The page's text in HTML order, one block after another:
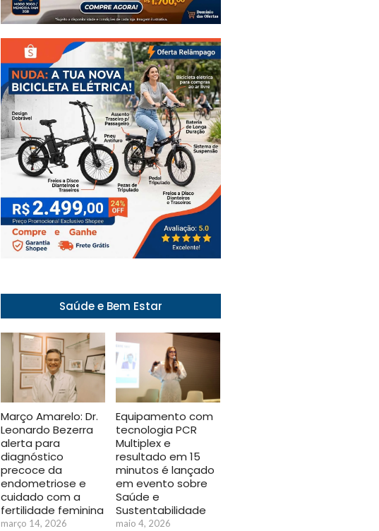
Saúde e Bem Estar
Março Amarelo: Dr.
Leonardo Bezerra
alerta para
diagnóstico
precoce da
endometriose e
cuidado com a
fertilidade feminina
março 14, 2026
Equipamento com
tecnologia PCR
Multiplex e
resultado em 15
minutos é lançado
em evento sobre
Saúde e
Sustentabilidade
maio 4, 2026